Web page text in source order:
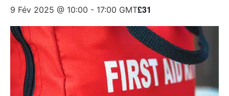
9 Fév 2025 @ 10:00 - 17:00 GMT£31